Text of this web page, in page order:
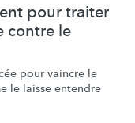
pour traiter
contre le
pour vaincre le
le laisse entendre